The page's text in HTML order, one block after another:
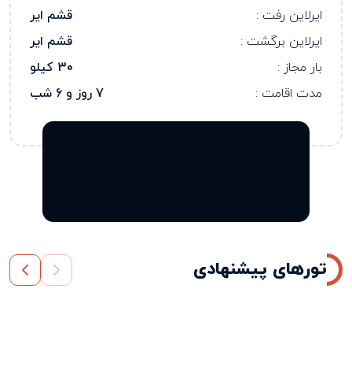
ایرلاین رفت :
قشم ایر
ایرلاین برگشت :
قشم ایر
بار مجاز :
30 کیلو
مدت اقامت :
7 روز و 6 شب
تورهای پیشنهادی